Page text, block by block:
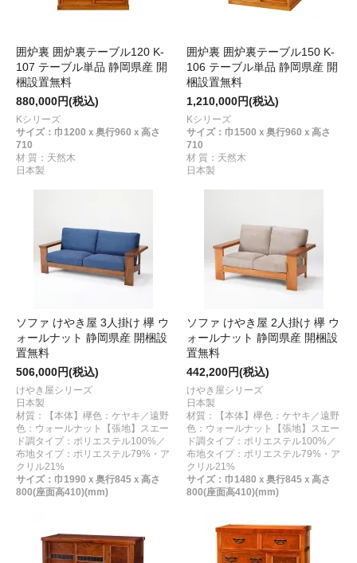
囲炉裏 囲炉裏テーブル120 K-
107 テーブル単品 静岡県産 開
梱設置無料
880,000円(税込)
Kシリーズ
サイズ：巾1200ｘ奥行960ｘ高さ
710
材 質：天然木
日本製
囲炉裏 囲炉裏テーブル150 K-
106 テーブル単品 静岡県産 開
梱設置無料
1,210,000円(税込)
Kシリーズ
サイズ：巾1500ｘ奥行960ｘ高さ
710
材 質：天然木
日本製
ソファ けやき屋 3人掛け 欅 ウ
ォールナット 静岡県産 開梱設
置無料
506,000円(税込)
けやき屋シリーズ
日本製
材質：【本体】欅色：ケヤキ／遠野
色：ウォールナット【張地】スエー
ド調タイプ：ポリエステル100%／
布地タイプ：ポリエステル79%・ア
クリル21%
サイズ：巾1990ｘ奥行845ｘ高さ
800(座面高410)(mm)
ソファ けやき屋 2人掛け 欅 ウ
ォールナット 静岡県産 開梱設
置無料
442,200円(税込)
けやき屋シリーズ
日本製
材質：【本体】欅色：ケヤキ／遠野
色：ウォールナット【張地】スエー
ド調タイプ：ポリエステル100%／
布地タイプ：ポリエステル79%・ア
クリル21%
サイズ：巾1480ｘ奥行845ｘ高さ
800(座面高410)(mm)